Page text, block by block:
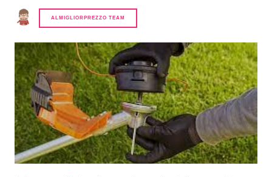
ALMIGLIORPREZZO TEAM